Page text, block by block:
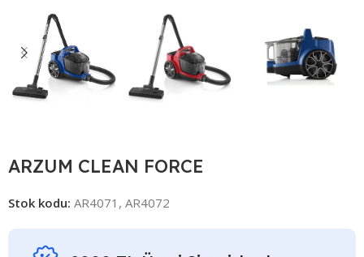
ARZUM CLEAN FORCE
Stok kodu: AR4071, AR4072